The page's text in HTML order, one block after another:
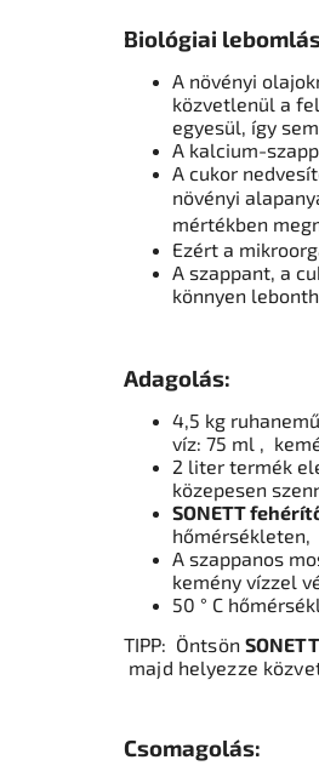
Biológiai
A növényi
közvetlenül a
egyesül, így
A kalcium-
A cukor
növényi
mértékben
Ezért a
A szappant, a
könnyen
Adagolás:
4,5 kg
víz: 75 ml ,
2 liter termék
közepesen
SONETT
hőmérsékleten,
A szappanos
kemény vízzel
50 ° C
TIPP: Öntsön SONETT
majd helyezze
Csomagolás: